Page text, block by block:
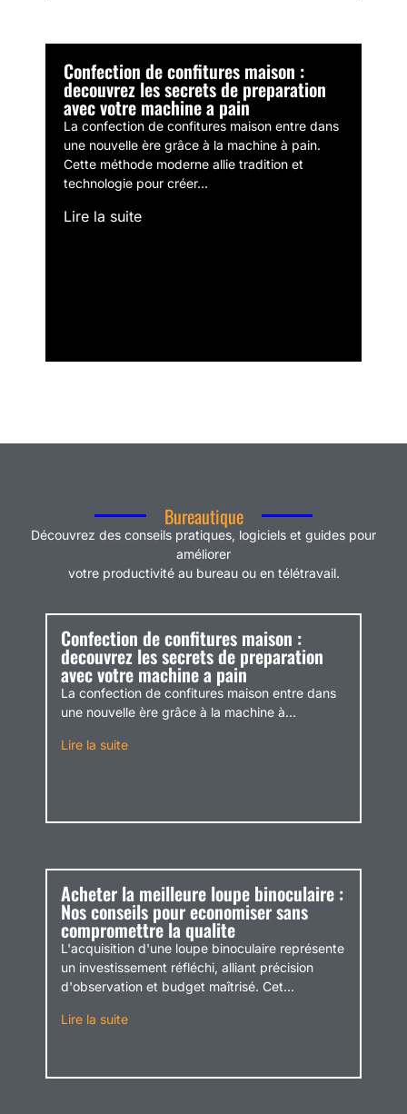
Confection de confitures maison :
decouvrez les secrets de preparation
avec votre machine a pain
La confection de confitures maison entre dans
une nouvelle ère grâce à la machine à pain.
Cette méthode moderne allie tradition et
technologie pour créer...
Lire la suite
Bureautique
Découvrez des conseils pratiques, logiciels et guides pour
améliorer
votre productivité au bureau ou en télétravail.
Confection de confitures maison :
decouvrez les secrets de preparation
avec votre machine a pain
La confection de confitures maison entre dans
une nouvelle ère grâce à la machine à...
Lire la suite
Acheter la meilleure loupe binoculaire :
Nos conseils pour economiser sans
compromettre la qualite
L'acquisition d'une loupe binoculaire représente
un investissement réfléchi, alliant précision
d'observation et budget maîtrisé. Cet...
Lire la suite